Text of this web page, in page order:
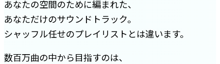
あなたの空間のために編まれた、
あなただけのサウンドトラック。
シャッフル任せのプレイリストとは違います。
数百万曲の中から目指すのは、